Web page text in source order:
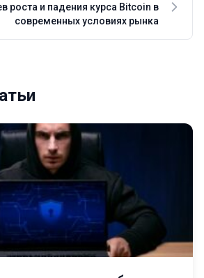
роста и падения курса Bitcoin в
современных условиях рынка